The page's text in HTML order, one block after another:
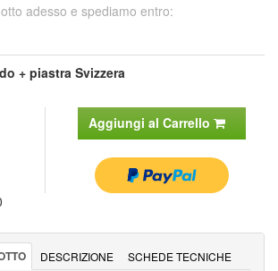
adesso e spediamo entro:
+ piastra Svizzera
Aggiungi al Carrello
DESCRIZIONE SCHEDE TECNICHE